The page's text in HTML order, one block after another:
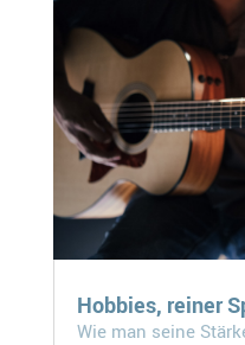
Hobbies, reiner
Wie man seine